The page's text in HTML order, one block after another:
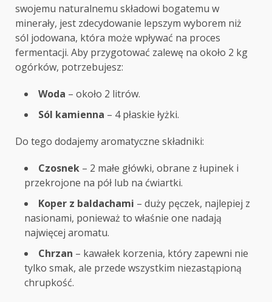
swojemu naturalnemu składowi bogatemu w
minerały, jest zdecydowanie lepszym wyborem niż
sól jodowana, która może wpływać na proces
fermentacji. Aby przygotować zalewę na około 2 kg
ogórków, potrzebujesz:
Woda – około 2 litrów.
Sól kamienna – 4 płaskie łyżki.
Do tego dodajemy aromatyczne składniki:
Czosnek – 2 małe główki, obrane z łupinek i
przekrojone na pół lub na ćwiartki.
Koper z baldachami – duży pęczek, najlepiej z
nasionami, ponieważ to właśnie one nadają
najwięcej aromatu.
Chrzan – kawałek korzenia, który zapewni nie
tylko smak, ale przede wszystkim niezastąpioną
chrupkość.